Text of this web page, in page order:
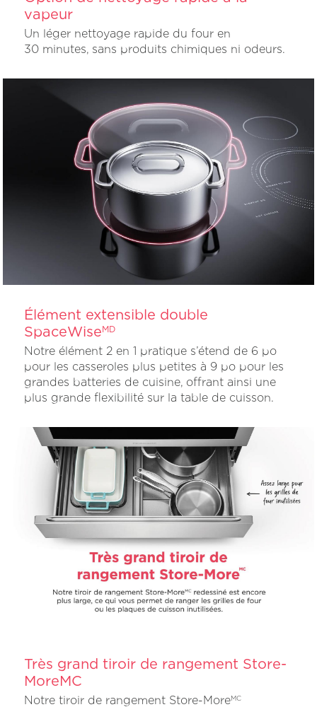
vapeur
Un léger nettoyage rapide du four en
30 minutes, sans produits chimiques ni odeurs.
Élément extensible double
SpaceWise MD
Notre élément 2 en 1 pratique s’étend de 6 po
pour les casseroles plus petites à 9 po pour les
grandes batteries de cuisine, offrant ainsi une
plus grande flexibilité sur la table de cuisson.
Très grand tiroir de rangement Store-
MoreMC
Notre tiroir de rangement Store-MoreMC